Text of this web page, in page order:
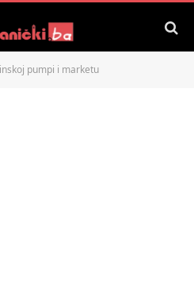
pumpi i marketu